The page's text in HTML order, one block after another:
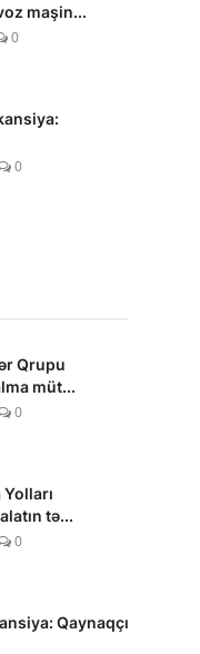
maşin...
0
0
Qrupu
müt...
0
tə...
0
Qaynaqçı